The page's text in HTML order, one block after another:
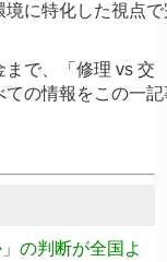
に特化した視点
で、「修理 vs 交
の情報をこの一
の判断が全国よ